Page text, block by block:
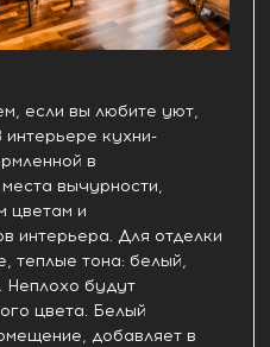
если вы любите уют,
интерьере кухни-
в
вычурности,
цветам и
интерьера. Для отделки
теплые тона: белый,
будут
цвета. Белый
добавляет в